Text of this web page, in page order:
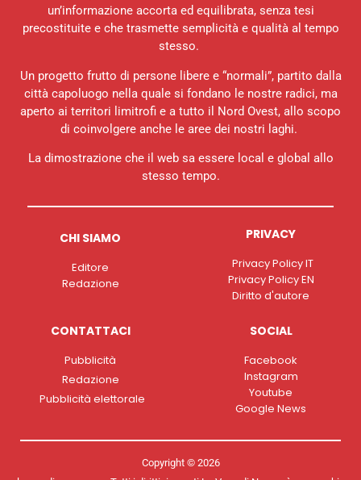
un’informazione accorta ed equilibrata, senza tesi
precostituite e che trasmette semplicità e qualità al tempo
stesso.
Un progetto frutto di persone libere e “normali”, partito dalla
città capoluogo nella quale si fondano le nostre radici, ma
aperto ai territori limitrofi e a tutto il Nord Ovest, allo scopo
di coinvolgere anche le aree dei nostri laghi.
La dimostrazione che il web sa essere local e global allo
stesso tempo.
CHI SIAMO
Editore
Redazione
PRIVACY
Privacy Policy IT
Privacy Policy EN
Diritto d'autore
CONTATTACI
Pubblicità
Redazione
Pubblicità elettorale
SOCIAL
Facebook
Instagram
Youtube
Google News
Copyright © 2026